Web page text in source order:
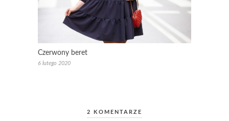
Czerwony beret
6 lutego 2020
2 KOMENTARZE